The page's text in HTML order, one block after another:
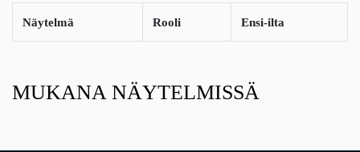
Näytelmä Rooli Ensi-ilta
MUKANA NÄYTELMISSÄ